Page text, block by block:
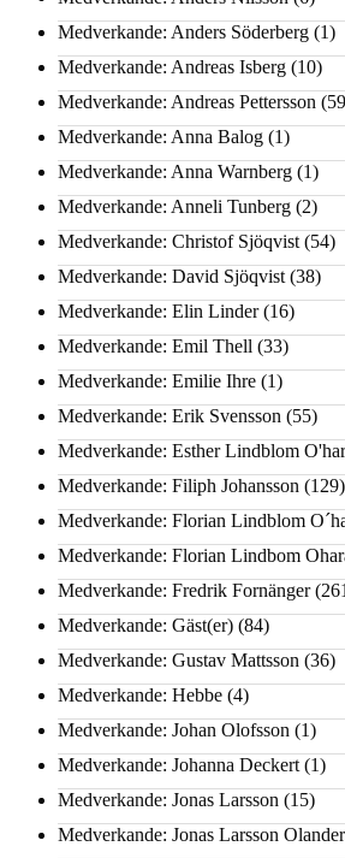
Medverkande: Anders Söderberg (1)
Medverkande: Andreas Isberg (10)
Medverkande: Andreas Pettersson
Medverkande: Anna Balog (1)
Medverkande: Anna Warnberg (1)
Medverkande: Anneli Tunberg (2)
Medverkande: Christof Sjöqvist (54)
Medverkande: David Sjöqvist (38)
Medverkande: Elin Linder(16)
Medverkande: Emil Thell (33)
Medverkande: Emilie Ihre (1)
Medverkande: Erik Svensson (55)
Medverkande: Esther Lindblom
Medverkande: Filiph Johansson (129)
Medverkande: Florian Lindblom
Medverkande: Florian Lindbom
Medverkande: Fredrik Fornänger
Medverkande: Gäst(er) (84)
Medverkande: Gustav Mattsson (36)
Medverkande: Hebbe (4)
Medverkande: Johan Olofsson (1)
Medverkande: Johanna Deckert (1)
Medverkande: Jonas Larsson (15)
Medverkande: Jonas Larsson